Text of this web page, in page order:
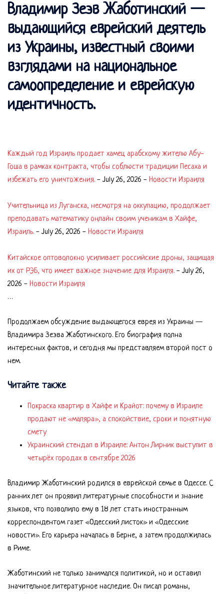
Владимир Зеэв Жаботинский —
выдающийся еврейский деятель
из Украины, известный своими
взглядами на национальное
самоопределение и еврейскую
идентичность.
Каждый год Израиль продает хамец арабскому жителю Абу-
Гоша в рамках контракта, чтобы соблюсти традиции Песаха и
избежать его уничтожения. -July 26, 2026 - Новости Израиля
Учительница из Луганска, несмотря на оккупацию, продолжает
преподавать математику онлайн своим ученикам в Хайфе,
Израиль. -July 26, 2026 - Новости Израиля
Китайское оптоволокно усиливает российские дроны, защищая
их от РЭБ, что имеет важное значение для Израиля. -July 26,
2026 - Новости Израиля
…
Продолжаем обсуждение выдающегося еврея из Украины —
Владимира Зеэва Жаботинского. Его биография полна
интересных фактов, и сегодня мы представляем второй пост о
нем.
Читайте также
Покраска квартир в Хайфе и Крайот: почему в Израиле
продают не «маляра», а спокойствие, сроки и понятную
смету
Украинский стендап в Израиле: Антон Лирник выступит в
четырёх городах в сентябре 2026
Владимир Жаботинский родился в еврейской семье в Одессе. С
ранних лет он проявил литературные способности и знание
языков, что позволило ему в 18 лет стать иностранным
корреспондентом газет «Одесский листок» и «Одесские
новости». Его карьера началась в Берне, а затем продолжилась
в Риме.
Жаботинский не только занимался политикой, но и оставил
значительное литературное наследие. Он писал романы,